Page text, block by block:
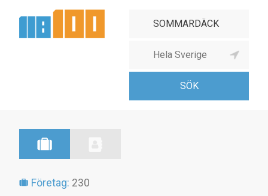
Företag: 230